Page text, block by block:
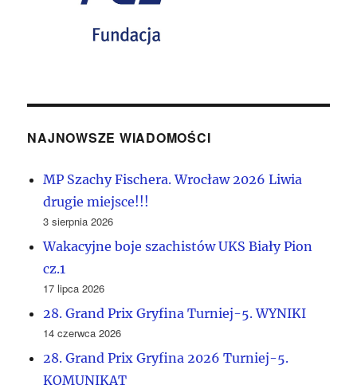
NAJNOWSZE WIADOMOŚCI
MP Szachy Fischera. Wrocław 2026 Liwia
drugie miejsce!!!
3 sierpnia 2026
Wakacyjne boje szachistów UKS Biały Pion
cz.1
17 lipca 2026
28. Grand Prix Gryfina Turniej-5. WYNIKI
14 czerwca 2026
28. Grand Prix Gryfina 2026 Turniej-5.
KOMUNIKAT